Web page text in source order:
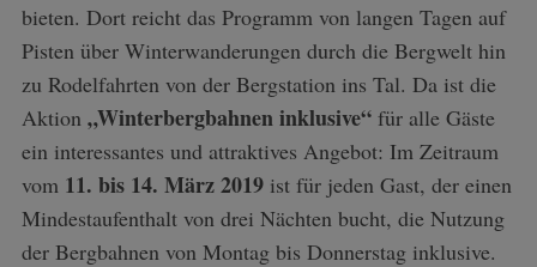
bieten. Dort reicht das Programm von langen Tagen auf
Pisten über Winterwanderungen durch die Bergwelt hin
zu Rodelfahrten von der Bergstation ins Tal. Da ist die
Aktion „Winterbergbahnen inklusive“für alle Gäste
ein interessantes und attraktives Angebot: Im Zeitraum
vom 11. bis 14. März 2019ist für jeden Gast, der einen
Mindestaufenthalt von drei Nächten bucht, die Nutzung
der Bergbahnen von Montag bis Donnerstag inklusive.